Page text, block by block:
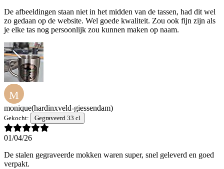
De afbeeldingen staan niet in het midden van de tassen, had dit wel
zo gedaan op de website. Wel goede kwaliteit. Zou ook fijn zijn als
je elke tas nog persoonlijk zou kunnen maken op naam.
M
monique(hardinxveld-giessendam)
Gekocht: Gegraveerd 33 cl
01/04/26
De stalen gegraveerde mokken waren super, snel geleverd en goed
verpakt.